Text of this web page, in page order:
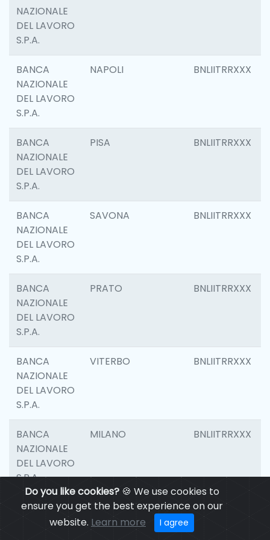
Do you like cookies?🍪 We use cookies to
ensure you get the best experience on our
website. Learn more I agree
NAZIONALE
DEL LAVORO
S.P.A.
BANCA
NAZIONALE
DEL LAVORO
S.P.A.
NAPOLI BNLIITRRXXX
BANCA
NAZIONALE
DEL LAVORO
S.P.A.
PISA BNLIITRRXXX
BANCA
NAZIONALE
DEL LAVORO
S.P.A.
SAVONA BNLIITRRXXX
BANCA
NAZIONALE
DEL LAVORO
S.P.A.
PRATO BNLIITRRXXX
BANCA
NAZIONALE
DEL LAVORO
S.P.A.
VITERBO BNLIITRRXXX
BANCA
NAZIONALE
DEL LAVORO
S.P.A.
MILANO BNLIITRRXXX
BANCA
NAZIONALE
CASALECCHIO DI
RENO
BNLIITRRXXX